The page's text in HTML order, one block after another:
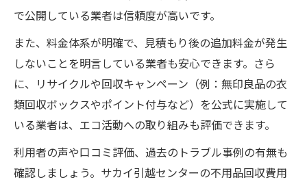
で公開している業者は信頼度が高いです。
また、料金体系が明確で、見積もり後の追加料金が発生
しないことを明言している業者も安心できます。さら
に、リサイクルや回収キャンペーン（例：無印良品の衣
類回収ボックスやポイント付与など）を公式に実施して
いる業者は、エコ活動への取り組みも評価できます。
利用者の声や口コミ評価、過去のトラブル事例の有無も
確認しましょう。サカイ引越センターの不用品回収費用